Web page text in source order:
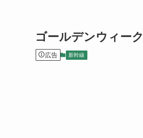
ゴールデンウィー
広告 新幹線